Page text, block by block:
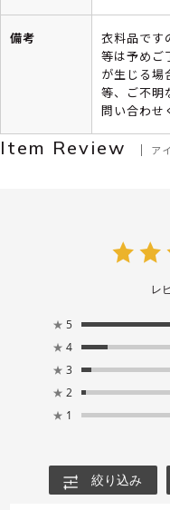
備考
衣料品です
等は予めご
が生じる場
等、ご不明
問い合わせ
Item Review ア
レ
★ 5
★ 4
★ 3
★ 2
★ 1
絞り込み